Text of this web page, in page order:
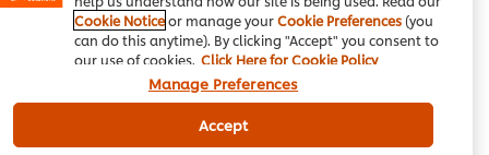
1483 لویلٹی پوائنٹس
یورو کنٹینر
Rs1,483
یورو کنٹینر
Rs1,483
Rs8,898
Cookie Noticeor manage yourCookie Preferences(you
can do this anytime). By clicking "Accept" you consent to
our use of cookies. Click Here for Cookie Policy
Manage Preferences
Accept